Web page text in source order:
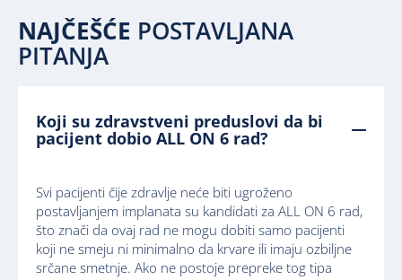
NAJČEŠĆE POSTAVLJANA
PITANJA
Koji su zdravstveni preduslovi da bi
pacijent dobio ALL ON 6 rad?
Svi pacijenti čije zdravlje neće biti ugroženo
postavljanjem implanata su kandidati za ALL ON 6 rad,
što znači da ovaj rad ne mogu dobiti samo pacijenti
koji ne smeju ni minimalno da krvare ili imaju ozbiljne
srčane smetnje. Ako ne postoje prepreke tog tipa